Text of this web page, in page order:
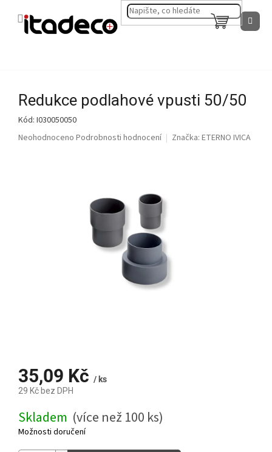
NÁKUPNÍ
KOŠÍK
Redukce podlahové vpusti 50/50
Kód: I030050050
Průměrné
Neohodnoceno Podrobnosti hodnocení Značka: ETERNO IVICA
35,09 Kč / ks
29 Kč bez DPH
cena:
Skladem (více než 100 ks)
Možnosti doručení